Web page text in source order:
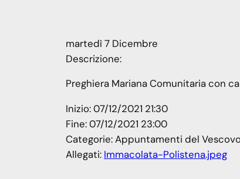
martedì7 Dicembre
Descrizione:
Preghiera Mariana Comunitaria con
Inizio:07/12/2021 21:30
Fine:07/12/2021 23:00
Categorie:Appuntamenti del
Allegati: Immacolata-Polistena.jpeg